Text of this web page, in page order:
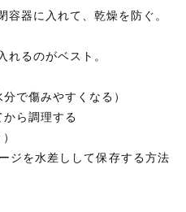
容器に入れて、乾燥を防ぐ。
れるのがベスト。
で傷みやすくなる）
ら調理する
ジを水差しして保存する方法